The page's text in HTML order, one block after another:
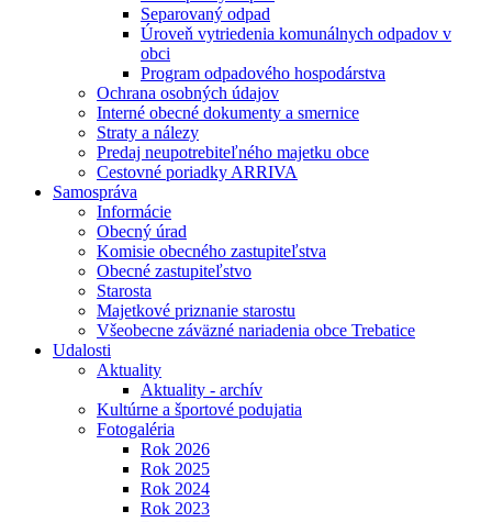
Separovaný odpad
Úroveň vytriedenia komunálnych odpadov v
obci
Program odpadového hospodárstva
Ochrana osobných údajov
Interné obecné dokumenty a smernice
Straty a nálezy
Predaj neupotrebiteľného majetku obce
Cestovné poriadky ARRIVA
Samospráva
Informácie
Obecný úrad
Komisie obecného zastupiteľstva
Obecné zastupiteľstvo
Starosta
Majetkové priznanie starostu
Všeobecne záväzné nariadenia obce Trebatice
Udalosti
Aktuality
Aktuality - archív
Kultúrne a športové podujatia
Fotogaléria
Rok 2026
Rok 2025
Rok 2024
Rok 2023